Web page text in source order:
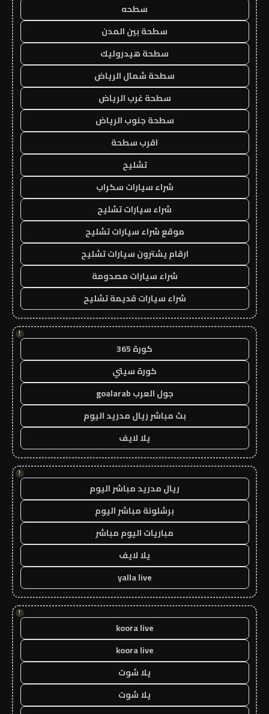
سطحه
سطحة بين المدن
سطحة هيدروليك
سطحة شمال الرياض
سطحة غرب الرياض
سطحة جنوب الرياض
اقرب سطحة
تشليح
شراء سيارات سكراب
شراء سيارات تشليح
موقع شراء سيارات تشليح
ارقام يشترون سيارات تشليح
شراء سيارات مصدومة
شراء سيارات قديمة تشليح
!
كورة 365
كورة سيتي
جول العرب goalarab
بث مباشر ريال مدريد اليوم
يلا لايف
!
ريال مدريد مباشر اليوم
برشلونة مباشر اليوم
مباريات اليوم مباشر
يلا لايف
yalla live
!
koora live
koora live
يلا شوت
يلا شوت